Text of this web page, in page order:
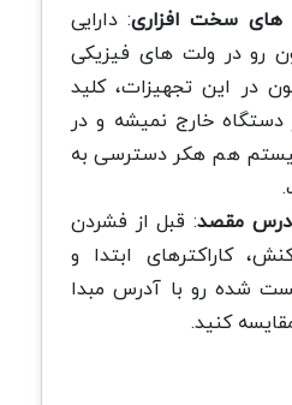
های سخت افزاری: دارایی
رو در ولت های فیزیکی
در این تجهیزات، کلید
خارج نمیشه و در
هم هکر دسترسی به
مقصد: قبل از فشردن
کاراکترهای ابتدا و
شده رو با آدرس مبدا
کنید.